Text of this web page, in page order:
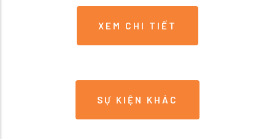
XEM CHI TIẾT
SỰ KIỆN KHÁC